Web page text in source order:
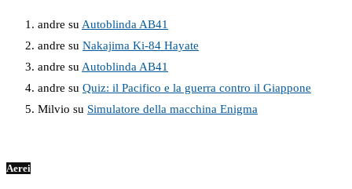
andre su Autoblinda AB41
andre su Nakajima Ki-84 Hayate
andre su Autoblinda AB41
andre su Quiz: il Pacifico e la guerra contro il Giappone
Milvio su Simulatore della macchina Enigma
Aerei